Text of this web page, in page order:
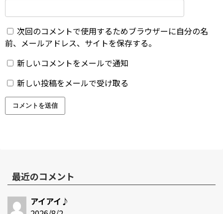
次回のコメントで使用するためブラウザーに自分の名
前、メールアドレス、サイトを保存する。
新しいコメントをメールで通知
新しい投稿をメールで受け取る
最近のコメント
アイアイ♪